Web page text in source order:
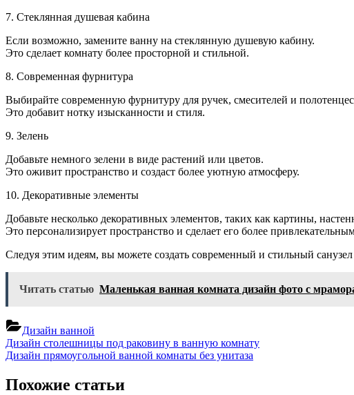
7. Стеклянная душевая кабина
Если возможно, замените ванну на стеклянную душевую кабину.
Это сделает комнату более просторной и стильной.
8. Современная фурнитура
Выбирайте современную фурнитуру для ручек, смесителей и
Это добавит нотку изысканности и стиля.
9. Зелень
Добавьте немного зелени в виде растений или цветов.
Это оживит пространство и создаст более уютную атмосферу.
10. Декоративные элементы
Добавьте несколько декоративных элементов, таких как картины,
Это персонализирует пространство и сделает его более
Следуя этим идеям, вы можете создать современный и стильный
Читать статью Маленькая ванная комната дизайн фото с
Дизайн ванной
Навигация
по
записям
Previous
Post:
Дизайн столешницы под раковину в ванную комнату
Next
Дизайн прямоугольной ванной комнаты без унитаза
Похожие статьи